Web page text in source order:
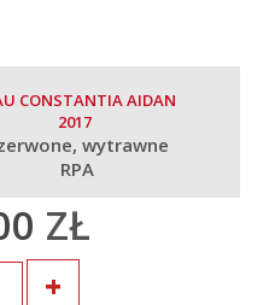
CONSTANTIA AIDAN
2017
wytrawne
RPA
ZŁ